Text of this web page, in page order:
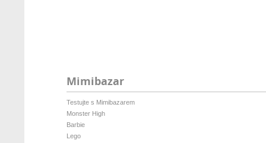
Mimibazar
Testujte s Mimibazarem
Monster High
Barbie
Lego